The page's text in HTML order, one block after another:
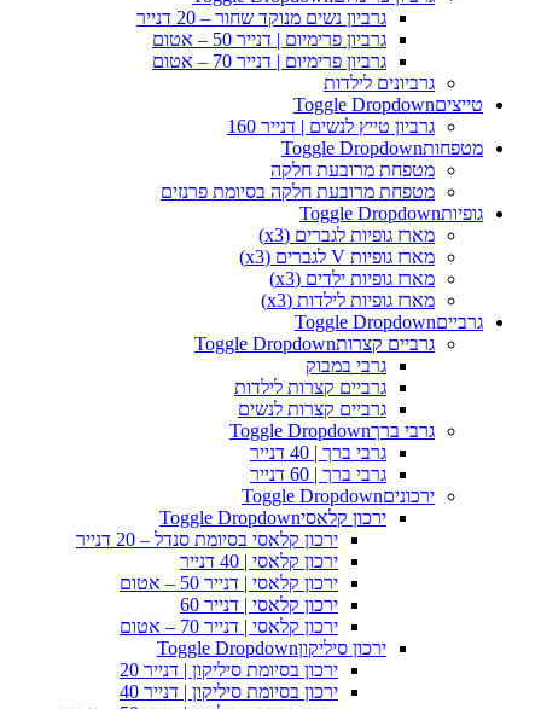
גרביון נשים מנוקד שחור – 20 דנייר
גרביון פרימיום | דנייר 50 – אטום
גרביון פרימיום | דנייר 70 – אטום
גרביונים לילדות
טייצים Toggle Dropdown
גרביון טייץ לנשים | דנייר 160
מטפחותToggle Dropdown
מטפחת מרובעת חלקה
מטפחת מרובעת חלקה בסיומת פרנזים
גופיות
Toggle Dropdown
מארז גופיות לגברים (x3)
מארז גופיות V לגברים (x3)
מארז גופיות ילדים (x3)
מארז גופיות לילדות (x3)
גרביים Toggle Dropdown
גרביים קצרות Toggle Dropdown
גרבי במבוק
גרביים קצרות לילדות
גרביים קצרות לנשים
גרבי ברךToggle Dropdown
גרבי ברך | 40 דנייר
גרבי ברך | 60 דנייר
ירכוניםToggle Dropdown
ירכון קלאסי Toggle Dropdown
ירכון קלאסי בסיומת סנדל – 20 דנייר
ירכון קלאסי | 40 דנייר
ירכון קלאסי | דנייר 50 – אטום
ירכון קלאסי | דנייר 60
ירכון קלאסי | דנייר 70 – אטום
ירכון סיליקוןToggle Dropdown
ירכון בסיומת סיליקון | דנייר 20
ירכון בסיומת סיליקון | דנייר 40